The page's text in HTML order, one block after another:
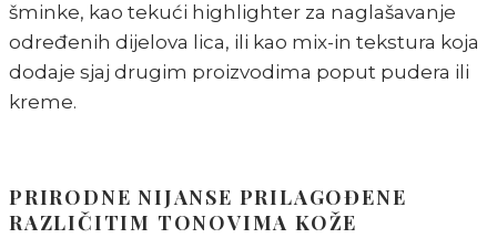
šminke, kao tekući highlighter za naglašavanje
određenih dijelova lica, ili kao mix-in tekstura koja
dodaje sjaj drugim proizvodima poput pudera ili
kreme.
PRIRODNE NIJANSE PRILAGOĐENE
RAZLIČITIM TONOVIMA KOŽE